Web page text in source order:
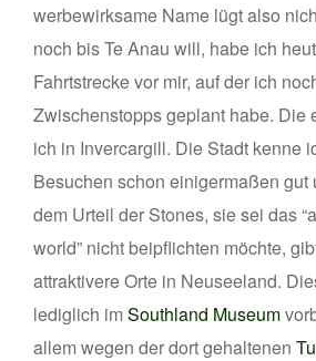
werbewirksame Name lügt also
noch bis Te Anau will, habe ich
Fahrtstrecke vor mir, auf der ich
Zwischenstopps geplant habe. Die
ich in Invercargill. Die Stadt kenne
Besuchen schon einigermaßen gut
dem Urteil der Stones, sie sei das
world” nicht beipflichten möchte,
attraktivere Orte in Neuseeland.
lediglich im Southland Museum
allem wegen der dort gehaltenen